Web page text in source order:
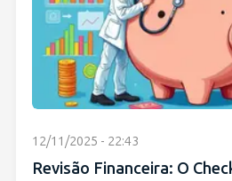
12/11/2025 - 22:43
Revisão Financeira: O